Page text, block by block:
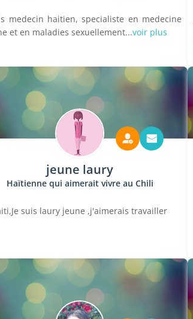
medecin haitien, specialiste en medecine
et en maladies sexuellement...voir plus
jeune laury
Haïtienne qui aimerait vivre au Chili
suis laury jeune ,j'aimerais travailler